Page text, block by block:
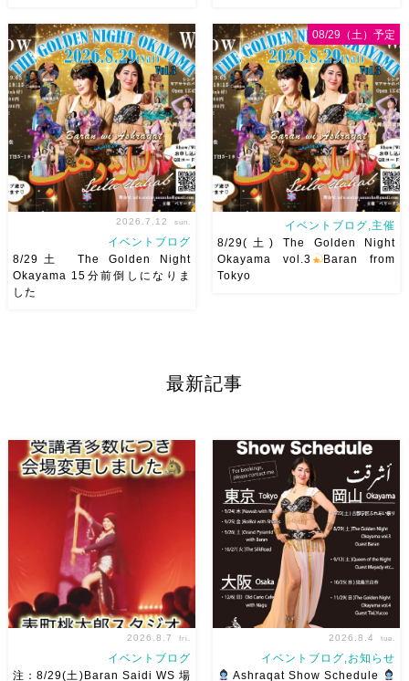
8/22土 古都学区のふれあい祭
りにて踊らせていただきます♡
太鼓も叩くよー！私たちは
18:40頃から出演です屋台も出
てとても楽しいお祭りになりそ
う
私たちも踊った後は祭り
を楽しみます
遊びにいら
[…]
2026/11/29(日)Tixiさん初来
岡！The Golden Night
Okayama vol.4 本日8/1よりお
申し込みスタートです
【
Show 】 Guest DancerTixi
[…]
踊ってくれます♡ 東京から参
2026.7.12 sun.
イベントブログ
8/29土 The Golden Night
Okayama 15分前倒しになりま
した
は安定したテクニックはもちろ
イベントブログ,主催
8/29(土) The Golden Night
Okayama vol.3
Baran from
Tokyo
08/29（土）予定
最新記事
2026.8.7 fri.
イベントブログ
注：8/29(土)Baran Saidi WS 場
2026.8.4 tue.
イベントブログ,お知らせ
Ashraqat Show Schedule